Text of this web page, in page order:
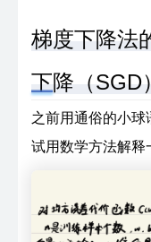
梯度下降法
下降（SGD
之前用通俗的小
试用数学方法解释